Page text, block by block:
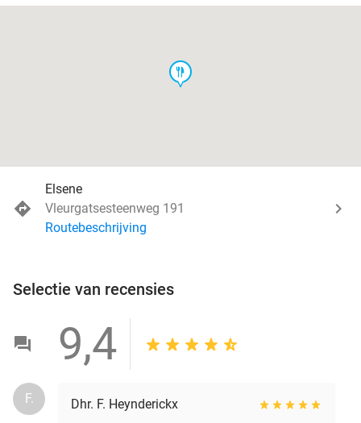
food
Elsene
Vleurgatsesteenweg 191
Routebeschrijving
Selectie van recensies
9,4
F. Dhr. F. Heynderickx